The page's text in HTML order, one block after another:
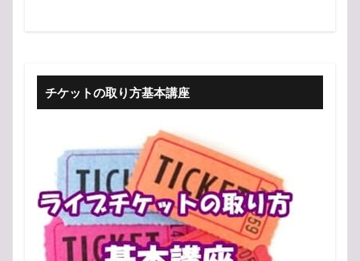
チケットの取り方基本講座